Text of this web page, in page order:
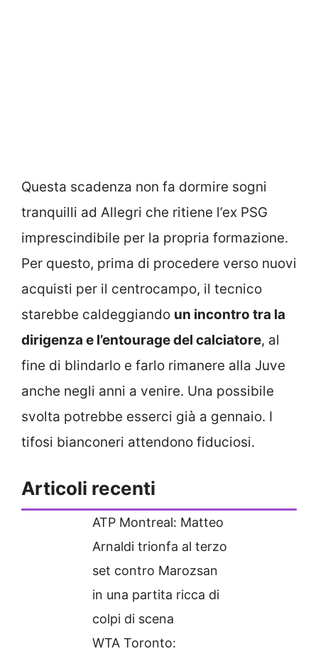
Questa scadenza non fa dormire sogni
tranquilli ad Allegri che ritiene l’ex PSG
imprescindibile per la propria formazione.
Per questo, prima di procedere verso nuovi
acquisti per il centrocampo, il tecnico
starebbe caldeggiando un incontro tra la
dirigenza e l’entourage del calciatore, al
fine di blindarlo e farlo rimanere alla Juve
anche negli anni a venire. Una possibile
svolta potrebbe esserci già a gennaio. I
tifosi bianconeri attendono fiduciosi.
Articoli recenti
ATP Montreal: Matteo
Arnaldi trionfa al terzo
set contro Marozsan
in una partita ricca di
colpi di scena
WTA Toronto: